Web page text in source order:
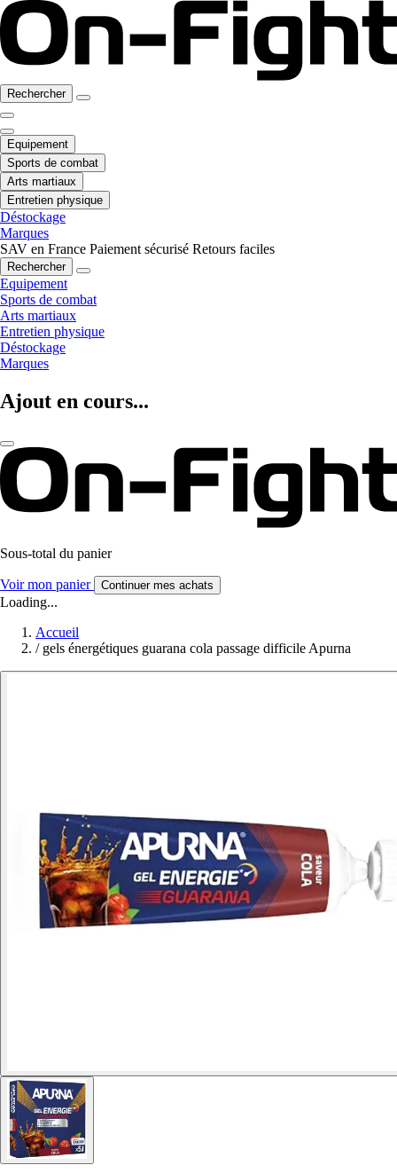
Rechercher
Equipement
Sports de combat
Arts martiaux
Entretien physique
Déstockage
Marques
SAV en France Paiement sécurisé Retours faciles
Rechercher
Equipement
Sports de combat
Arts martiaux
Entretien physique
Déstockage
Marques
Ajout en cours...
Sous-total du panier
Voir mon panier Continuer mes achats
Loading...
Accueil
/ gels énergétiques guarana cola passage difficile Apurna